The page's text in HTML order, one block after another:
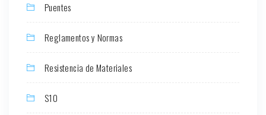
Puentes
Reglamentos y Normas
Resistencia de Materiales
S10